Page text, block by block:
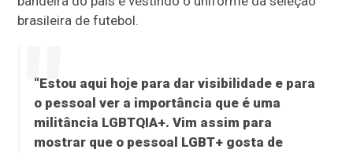
brasileira de futebol.
“Estou aqui hoje para dar visibilidade e para
o pessoal ver a importância que é uma
militância LGBTQIA+. Vim assim para
mostrar que o pessoal LGBT+ gosta de